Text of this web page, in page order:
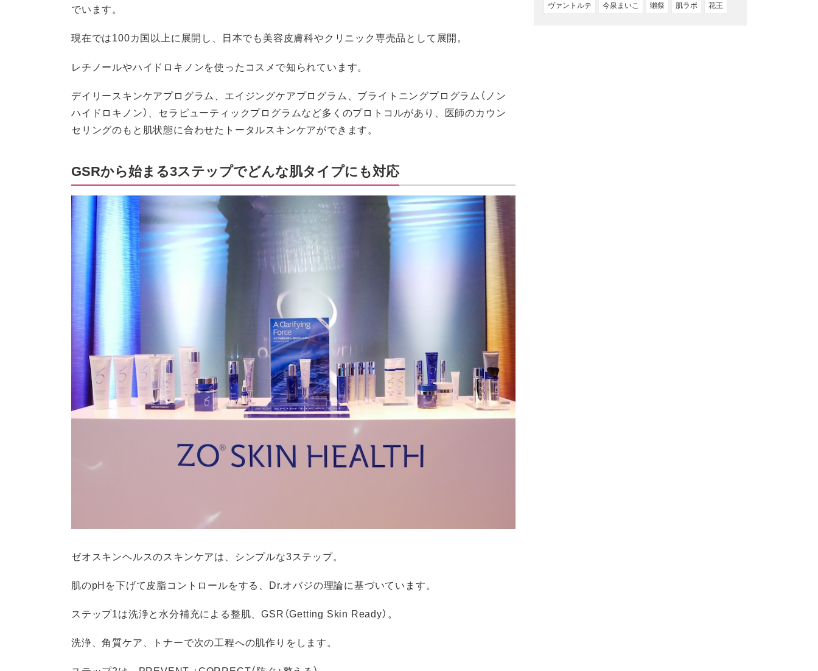
でいます。
現在では100カ国以上に展開し、日本でも美容皮膚科やクリニック専売品として展開。
レチノールやハイドロキノンを使ったコスメで知られています。
デイリースキンケアプログラム、エイジングケアプログラム、ブライトニングプログラム（ノン
ハイドロキノン）、セラピューティックプログラムなど多くのプロトコルがあり、医師のカウン
セリングのもと肌状態に合わせたトータルスキンケアができます。
GSRから始まる3ステップでどんな肌タイプにも対応
ゼオスキンヘルスのスキンケアは、シンプルな3ステップ。
肌のpHを下げて皮脂コントロールをする、Dr.オバジの理論に基づいています。
ステップ1は洗浄と水分補充による整肌、GSR（Getting Skin Ready）。
洗浄、角質ケア、トナーで次の工程への肌作りをします。
ヴァントルテ 今泉まいこ 獺祭 肌ラボ 花王